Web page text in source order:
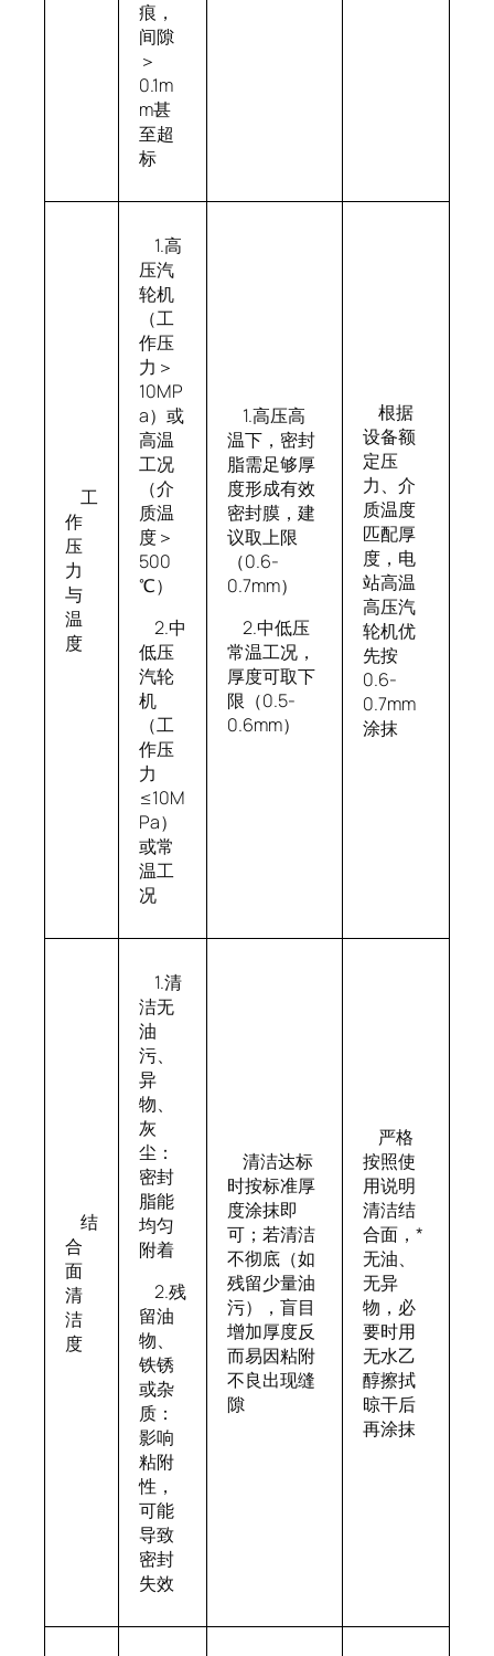
痕，
间隙
＞
0.1m
m甚
至超
标
工
作
压
力
与
温
度
1.高
压汽
轮机
（工
作压
力＞
10MP
a）或
高温
工况
（介
质温
度＞
500
℃）
2.中
低压
汽轮
机
（工
作压
力
≤10M
Pa）
或常
温工
况
1.高压高
温下，密封
脂需足够厚
度形成有效
密封膜，建
议取上限
（0.6-
0.7mm）
2.中低压
常温工况，
厚度可取下
限（0.5-
0.6mm）
根据
设备额
定压
力、介
质温度
匹配厚
度，电
站高温
高压汽
轮机优
先按
0.6-
0.7mm
涂抹
结
合
面
清
洁
度
1.清
洁无
油
污、
异
物、
灰
尘：
密封
脂能
均匀
附着
2.残
留油
物、
铁锈
或杂
质：
影响
粘附
性，
可能
导致
密封
失效
清洁达标
时按标准厚
度涂抹即
可；若清洁
不彻底（如
残留少量油
污），盲目
增加厚度反
而易因粘附
不良出现缝
隙
严格
按照使
用说明
清洁结
合面，*
无油、
无异
物，必
要时用
无水乙
醇擦拭
晾干后
再涂抹